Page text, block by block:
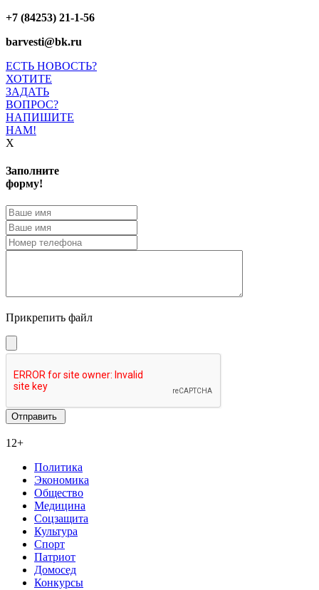
+7 (84253) 21-1-56
barvesti@bk.ru
ЕСТЬ НОВОСТЬ?
ХОТИТЕ
ЗАДАТЬ
ВОПРОС?
НАПИШИТЕ
НАМ!
X
Заполните
форму!
Прикрепить файл
12+
Политика
Экономика
Общество
Медицина
Соцзащита
Культура
Спорт
Патриот
Домосед
Конкурсы